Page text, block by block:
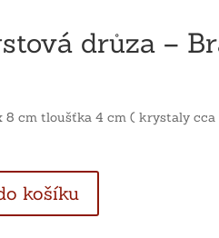
drůza –
8 cm tloušťka 4 cm ( krystaly cca
košíku